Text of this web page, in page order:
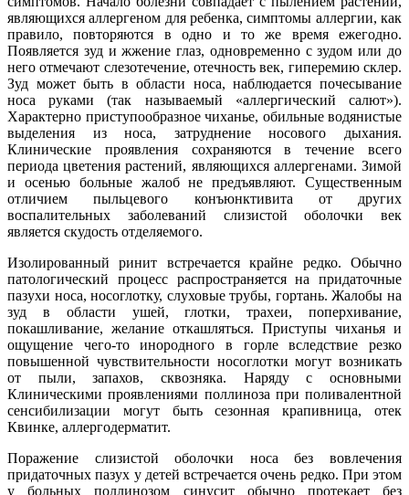
являющихся аллергеном для ребенка, симптомы аллергии, как
правило, повторяются в одно и то же время ежегодно.
Появляется зуд и жжение глаз, одновременно с зудом или до
него отмечают слезотечение, отечность век, гиперемию склер.
Зуд может быть в области носа, наблюдается почесывание
носа руками (так называемый «аллергический салют»).
Характерно приступообразное чиханье, обильные водянистые
выделения из носа, затруднение носового дыхания.
Клинические проявления сохраняются в течение всего
периода цветения растений, являющихся аллергенами. Зимой
и осенью больные жалоб не предъявляют. Существенным
отличием пыльцевого конъюнктивита от других
воспалительных заболеваний слизистой оболочки век
является скудость отделяемого.
Изолированный ринит встречается крайне редко. Обычно
патологический процесс распространяется на придаточные
пазухи носа, носоглотку, слуховые трубы, гортань. Жалобы на
зуд в области ушей, глотки, трахеи, поперхивание,
покашливание, желание откашляться. Приступы чиханья и
ощущение чего-то инородного в горле вследствие резко
повышенной чувствительности носоглотки могут возникать
от пыли, запахов, сквозняка. Наряду с основными
Клиническими проявлениями поллиноза при поливалентной
сенсибилизации могут быть сезонная крапивница, отек
Квинке, аллергодерматит.
Поражение слизистой оболочки носа без вовлечения
придаточных пазух у детей встречается очень редко. При этом
у больных поллинозом синусит обычно протекает без